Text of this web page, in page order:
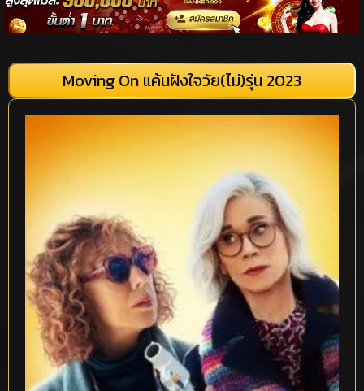
Moving On แค้นฝังใจวัย(ไม่)รุ่น 2023